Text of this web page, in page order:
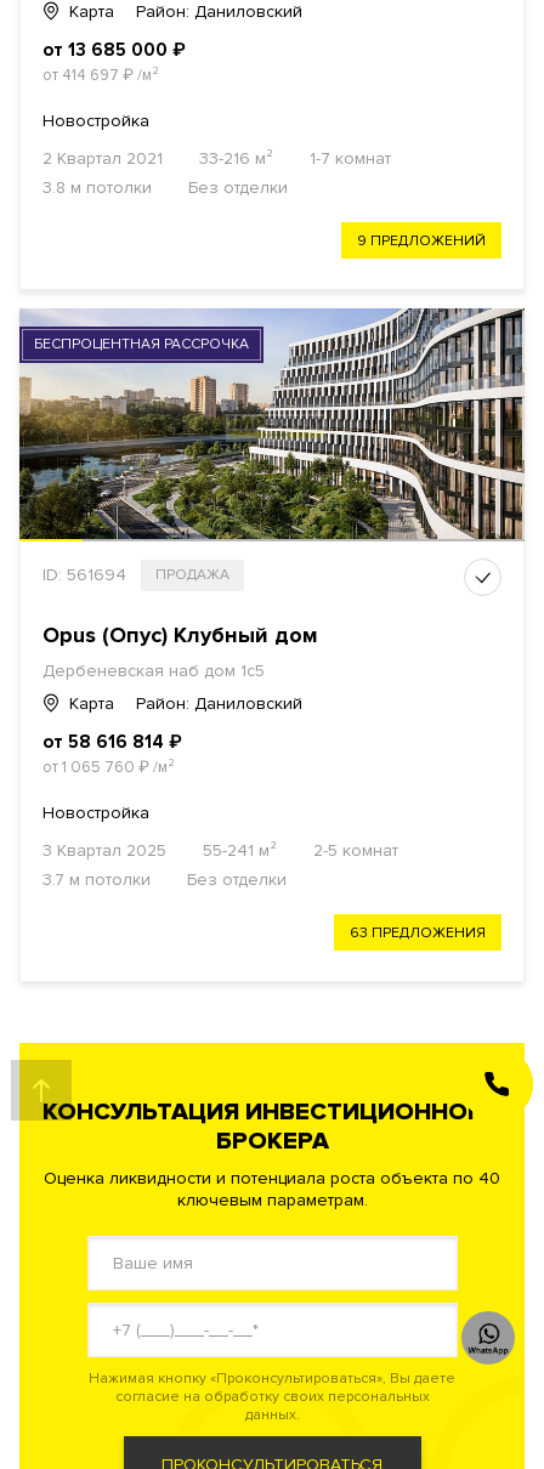
Карта
Район: Даниловский
от 13 685 000 ₽
от 414 697 ₽/м²
Новостройка
2 Квартал 2021
33-216 м²
1-7 комнат
3.8 м потолки
Без отделки
9 ПРЕДЛОЖЕНИЙ
БЕСПРОЦЕНТНАЯ РАССРОЧКА
ID: 561694 ПРОДАЖА
Opus (Опус) Клубный дом
Дербеневская наб дом 1с5
Карта
Район: Даниловский
от 58 616 814 ₽
от 1 065 760 ₽/м²
Новостройка
3 Квартал 2025
55-241 м²
2-5 комнат
3.7 м потолки
Без отделки
63 ПРЕДЛОЖЕНИЯ
КОНСУЛЬТАЦИЯ ИНВЕСТИЦИОННОГО
БРОКЕРА
Оценка ликвидности и потенциала роста объекта по 40
ключевым параметрам.
Нажимая кнопку «Проконсультироваться», Вы даете
согласие на обработку своих персональных
данных.
ЗАКАЗАТЬ
ЗВОНОК